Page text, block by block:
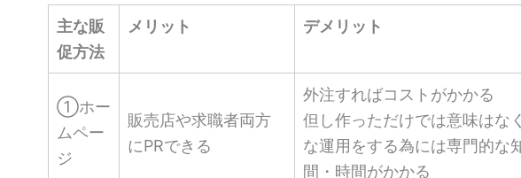
主な販
促方法
メリット デメリット
①ホー
ムペー
ジ
販売店や求職者両方
にPRできる
外注すればコストがかかる
但し作っただけでは意味はな
な運用をする為には専門的な
間・時間がかかる